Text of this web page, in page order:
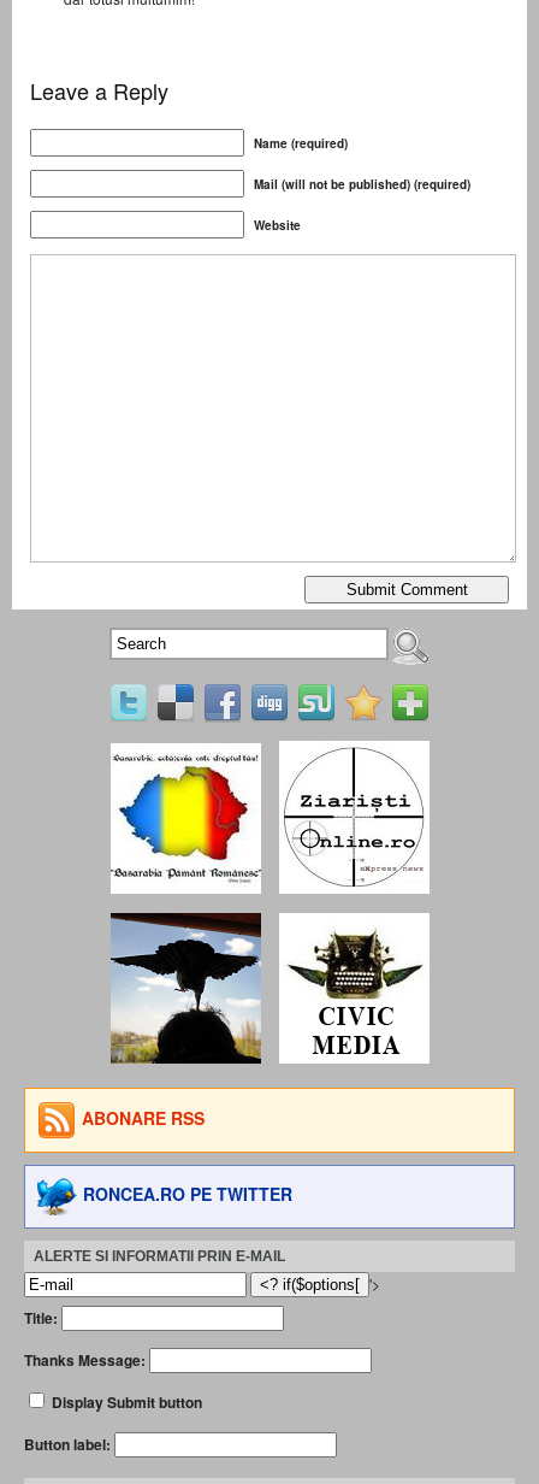
Leave a Reply
Name (required)
Mail (will not be published) (required)
Website
ABONARE RSS
RONCEA.RO PE TWITTER
ALERTE SI INFORMATII PRIN E-MAIL
'>
Title:
Thanks Message:
Display Submit button
Button label: